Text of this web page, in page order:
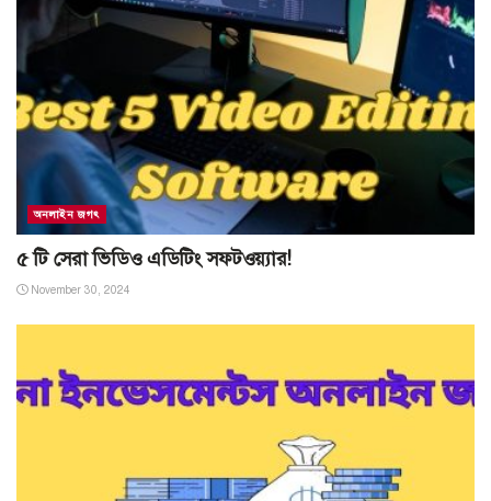
অনলাইন জগৎ
৫ টি সেরা ভিডিও এডিটিং সফটওয়্যার!
November 30, 2024